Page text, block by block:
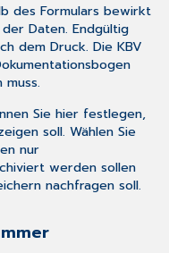
des Formulars bewirkt
Daten. Endgültig
dem Druck. Die KBV
Sie hier festlegen,
soll. Wählen Sie
nur
werden sollen
nachfragen soll.